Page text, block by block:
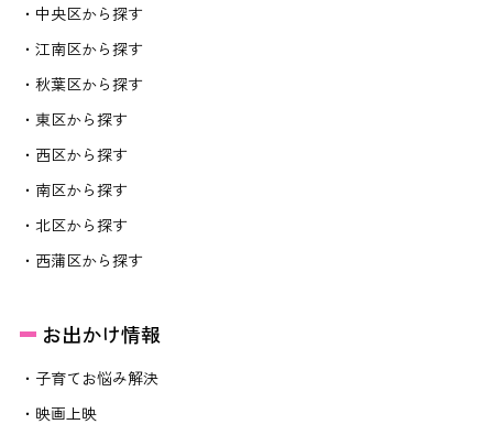
・中央区から探す
・江南区から探す
・秋葉区から探す
・東区から探す
・西区から探す
・南区から探す
・北区から探す
・西蒲区から探す
お出かけ情報
・子育てお悩み解決
・映画上映